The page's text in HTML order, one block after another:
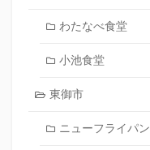
わたなべ食堂
小池食堂
東御市
ニューフライパン